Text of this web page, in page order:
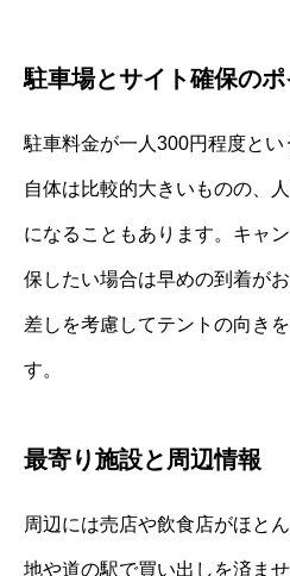
駐車場とサイト確保のポ
駐車料金が一人300円程度と
自体は比較的大きいものの、
になることもあります。キャ
保したい場合は早めの到着が
差しを考慮してテントの向き
す。
最寄り施設と周辺情報
周辺には売店や飲食店がほと
地や道の駅で買い出しを済ま